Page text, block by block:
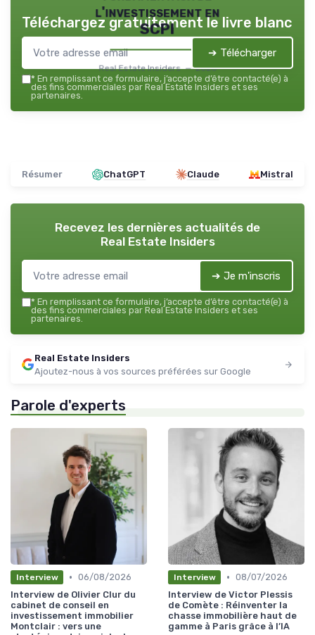
l'investissement en
SCPI
Real Estate Insiders — 2026
Téléchargez gratuitement le livre blanc
➔ Télécharger
* En remplissant ce formulaire, j’accepte d’être contacté(e) à
des fins commerciales par Real Estate Insiders et ses
partenaires.
Résumer ChatGPT Claude Mistral
Recevez les dernières actualités de
Real Estate Insiders
➔ Je m'inscris
* En remplissant ce formulaire, j’accepte d’être contacté(e) à
des fins commerciales par Real Estate Insiders et ses
partenaires.
Real Estate Insiders
Ajoutez-nous à vos sources préférées sur Google
Parole d'experts
Interview • 06/08/2026
Interview de Olivier Clur du
cabinet de conseil en
investissement immobilier
Montclair : vers une
Interview • 08/07/2026
Interview de Victor Plessis
de Comète : Réinventer la
chasse immobilière haut de
gamme à Paris grâce à l’IA